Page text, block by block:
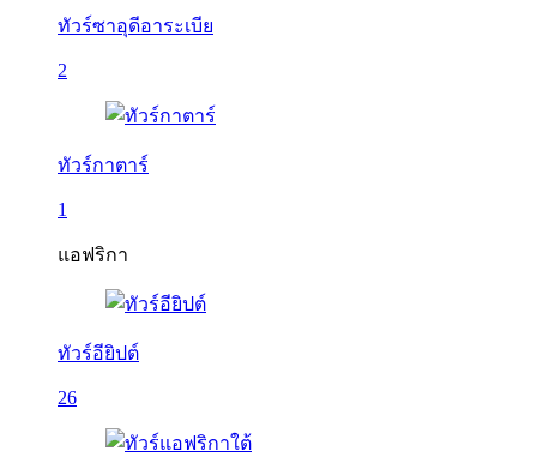
ทัวร์ซาอุดีอาระเบีย
2
ทัวร์กาตาร์
1
แอฟริกา
ทัวร์อียิปต์
26